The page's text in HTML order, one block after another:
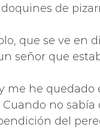
de
que se ve
señor que
me he
no
del